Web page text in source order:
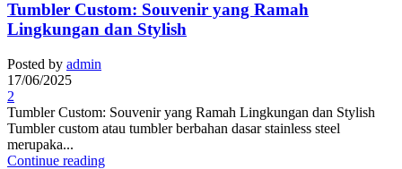
Tumbler Custom: Souvenir yang Ramah
Lingkungan dan Stylish
Posted by admin
17/06/2025
2
Tumbler Custom: Souvenir yang Ramah Lingkungan dan Stylish
Tumbler custom atau tumbler berbahan dasar stainless steel
merupaka...
Continue reading